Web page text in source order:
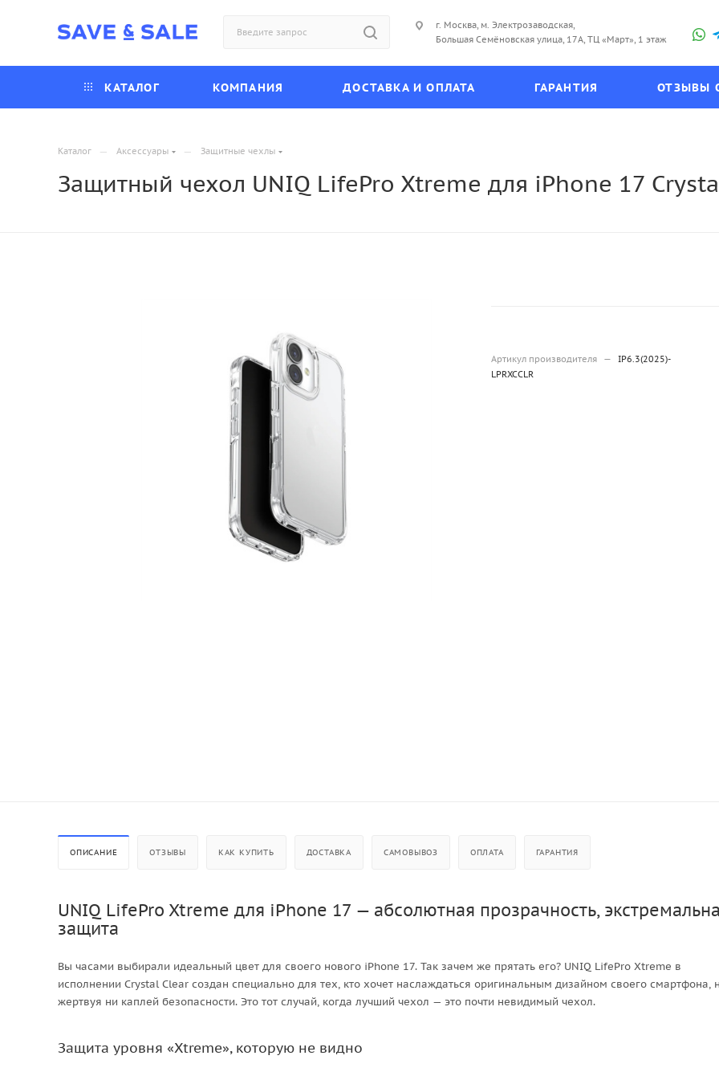
г. Москва, м. Электрозаводская,
Большая Семёновская улица, 17А, ТЦ «Март», 1 этаж
КАТАЛОГ КОМПАНИЯ ДОСТАВКА И ОПЛАТА ГАРАНТИЯ ОТЗЫВЫ
Каталог — Аксессуары — Защитные чехлы
Защитный чехол UNIQ LifePro Xtreme для iPhone 17
Артикул производителя —
IP6.3(2025)-
LPRXCCLR
ОПИСАНИЕ ОТЗЫВЫ КАК КУПИТЬ ДОСТАВКА САМОВЫВОЗ ОПЛАТА ГАРАНТИЯ
UNIQ LifePro Xtreme для iPhone 17 — абсолютная прозрачность,
защита
Вы часами выбирали идеальный цвет для своего нового iPhone 17. Так зачем же прятать его? UNIQ LifePro Xtreme в
исполнении Crystal Clear создан специально для тех, кто хочет наслаждаться оригинальным дизайном своего смартфона,
жертвуя ни каплей безопасности. Это тот случай, когда лучший чехол — это почти невидимый чехол.
Защита уровня «Xtreme», которую не видно